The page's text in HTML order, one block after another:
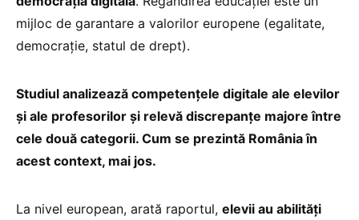
mijloc de garantare a valorilor europene (egalitate,
democrație, statul de drept).
Studiul analizează competențele digitale ale elevilor
și ale profesorilor și relevă discrepanțe majore între
cele două categorii. Cum se prezintă România în
acest context, mai jos.
La nivel european, arată raportul, elevii au abilități